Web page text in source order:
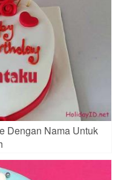
Dengan Nama Untuk